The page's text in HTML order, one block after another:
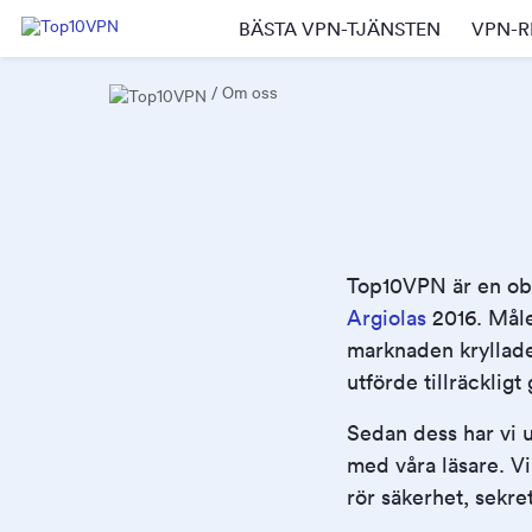
BÄSTA VPN-TJÄNSTEN VPN-
Om oss
Top10VPN är en
Argiolas 2016.
marknaden
utförde tillräckligt
Sedan dess har vi
med våra läsare.
rör säkerhet,